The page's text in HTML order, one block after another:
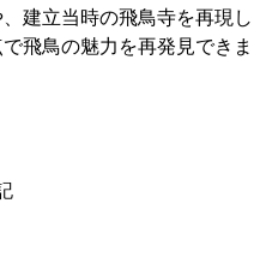
建立当時の飛鳥寺を再現し
飛鳥の魅力を再発見できま